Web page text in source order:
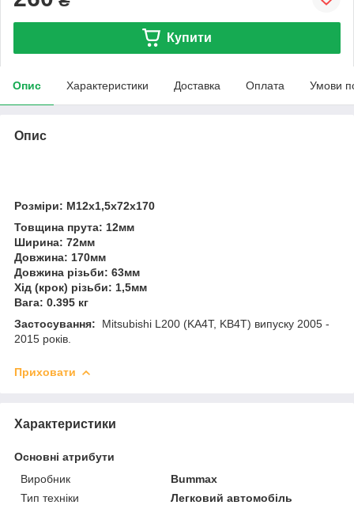
Купити
Опис Характеристики Доставка Оплата Умови
Опис
Розміри: M12x1,5x72x170
Товщина прута: 12мм
Ширина: 72мм
Довжина: 170мм
Довжина різьби: 63мм
Хід (крок) різьби: 1,5мм
Вага: 0.395 кг
Застосування: Mitsubishi L200 (KA4T, KB4T) випуску 2005 -
2015 років.
Приховати
Характеристики
Основні атрибути
Виробник
Bummax
Тип техніки
Легковий автомобіль